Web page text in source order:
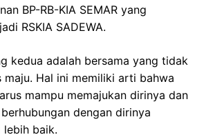
BP-RB-KIA SEMAR yang
RSKIA SADEWA.
kedua adalah bersama yang tidak
maju. Hal ini memiliki arti bahwa
mampu memajukan dirinya dan
dengan dirinya
lebih baik.